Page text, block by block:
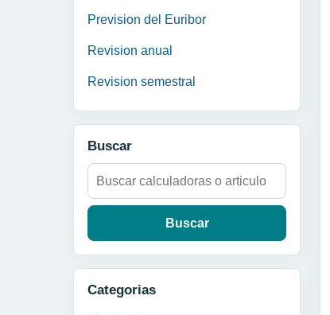
Prevision del Euribor
Revision anual
Revision semestral
Buscar
Buscar:
Categorias